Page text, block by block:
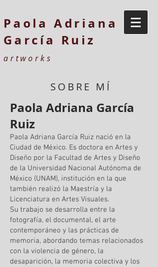
Paola Adriana
García Ruiz
artworks
SOBRE MÍ
Paola Adriana García
Ruiz
Paola Adriana García Ruiz nació en la
Ciudad de México. Es doctora en Artes y
Diseño por la Facultad de Artes y Diseño
de la Universidad Nacional Autónoma de
México (UNAM), institución en la que
también realizó la Maestría y la
Licenciatura en Artes Visuales.
Su trabajo se desarrolla entre la
fotografía, el documental, el arte
contemporáneo y las prácticas de
memoria, abordando temas relacionados
con la violencia de género, la
desaparición, la memoria colectiva y los